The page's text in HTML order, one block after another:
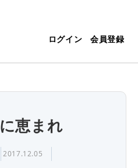
ログイン 会員登録
恵まれ
2017.12.05